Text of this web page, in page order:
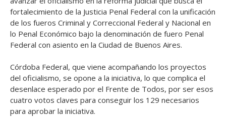
fortalecimiento de la Justicia Penal Federal con la unificación
de los fueros Criminal y Correccional Federal y Nacional en
lo Penal Económico bajo la denominación de fuero Penal
Federal con asiento en la Ciudad de Buenos Aires.
Córdoba Federal, que viene acompañando los proyectos
del oficialismo, se opone a la iniciativa, lo que complica el
desenlace esperado por el Frente de Todos, por ser esos
cuatro votos claves para conseguir los 129 necesarios
para aprobar la iniciativa.